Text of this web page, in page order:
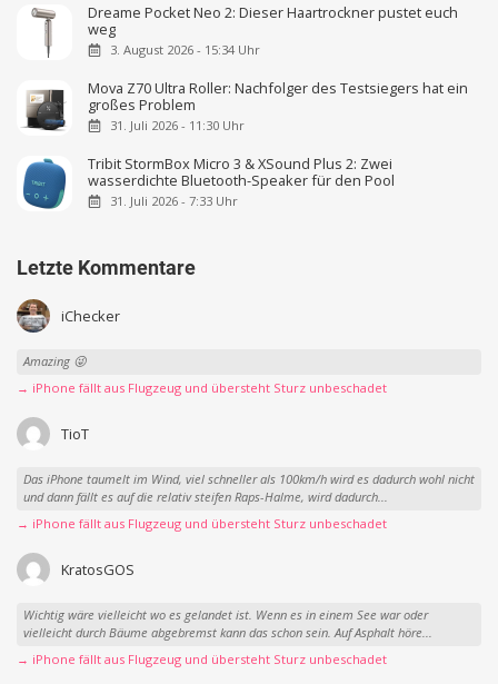
Dreame Pocket Neo 2: Dieser Haartrockner pustet euch
weg
3. August 2026 - 15:34 Uhr
Mova Z70 Ultra Roller: Nachfolger des Testsiegers hat ein
großes Problem
31. Juli 2026 - 11:30 Uhr
Tribit StormBox Micro 3 & XSound Plus 2: Zwei
wasserdichte Bluetooth-Speaker für den Pool
31. Juli 2026 - 7:33 Uhr
Letzte Kommentare
iChecker
Amazing 😜
→ iPhone fällt aus Flugzeug und übersteht Sturz unbeschadet
TioT
Das iPhone taumelt im Wind, viel schneller als 100km/h wird es dadurch wohl nicht
und dann fällt es auf die relativ steifen Raps-Halme, wird dadurch...
→ iPhone fällt aus Flugzeug und übersteht Sturz unbeschadet
KratosGOS
Wichtig wäre vielleicht wo es gelandet ist. Wenn es in einem See war oder
vielleicht durch Bäume abgebremst kann das schon sein. Auf Asphalt höre...
→ iPhone fällt aus Flugzeug und übersteht Sturz unbeschadet